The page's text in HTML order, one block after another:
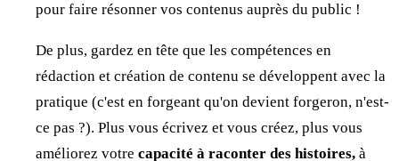
pour faire résonner vos contenus auprès du public !
De plus, gardez en tête que les compétences en
rédaction et création de contenu se développent avec la
pratique (c'est en forgeant qu'on devient forgeron, n'est-
ce pas ?). Plus vous écrivez et vous créez, plus vous
améliorez votre capacité à raconter des histoires, à